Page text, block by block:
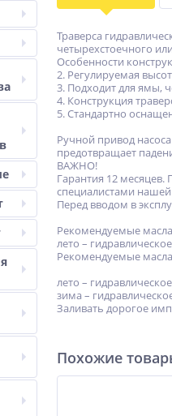
Траверса
четырехстоечного
Особенности
2. Регулируемая
3. Подходит для ямы,
4. Конструкция
5. Стандартно
Ручной привод
предотвращает
ВАЖНО!
Гарантия 12 месяцев.
специалистами нашей
Перед вводом в
Рекомендуемые
лето –
Рекомендуемые
лето –
зима –
Заливать дорогое
Похожие